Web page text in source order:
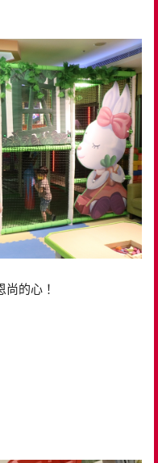
的心！